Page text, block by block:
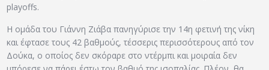
playoffs.
Η ομάδα του Γιάννη Ζιάβα πανηγύρισε την 14η φετινή της νίκη
και έφτασε τους 42 βαθμούς, τέσσερις περισσότερους από τον
Δούκα, ο οποίος δεν σκόραρε στο ντέρμπι και μοιραία δεν